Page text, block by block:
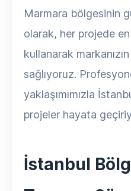
Marmara bölgesinin
olarak, her projede
kullanarak markanızın
sağlıyoruz.
yaklaşımımızla
projeler hayata
İstanbul